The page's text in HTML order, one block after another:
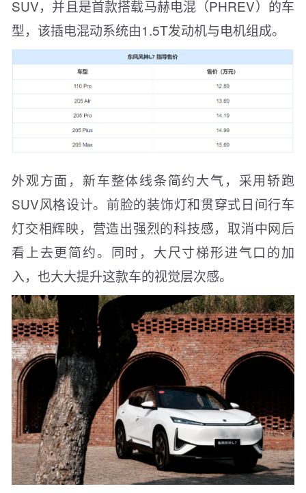
SUV，并且是首款搭载马赫电混（PHREV）的车
型，该插电混动系统由1.5T发动机与电机组成。
外观方面，新车整体线条简约大气，采用轿跑
SUV风格设计。前脸的装饰灯和贯穿式日间行车
灯交相辉映，营造出强烈的科技感，取消中网后
看上去更简约。同时，大尺寸梯形进气口的加
入，也大大提升这款车的视觉层次感。